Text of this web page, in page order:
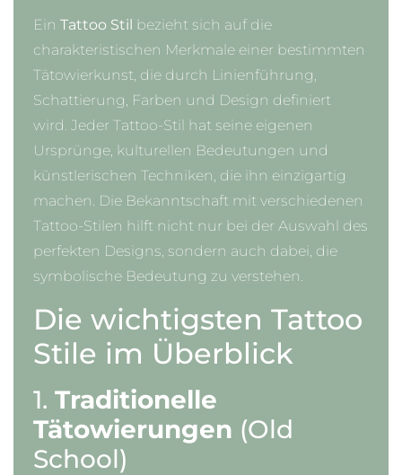
EinTattoo Stil bezieht sich auf die
charakteristischen Merkmale einer bestimmten
Tätowierkunst, die durch Linienführung,
Schattierung, Farben und Design definiert
wird. Jeder Tattoo-Stil hat seine eigenen
Ursprünge, kulturellen Bedeutungen und
künstlerischen Techniken, die ihn einzigartig
machen. Die Bekanntschaft mit verschiedenen
Tattoo-Stilen hilft nicht nur bei der Auswahl des
perfekten Designs, sondern auch dabei, die
symbolische Bedeutung zu verstehen.
Die wichtigsten Tattoo
Stile im Überblick
1.Traditionelle
Tätowierungen (Old
School)